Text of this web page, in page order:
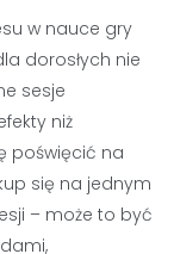
w nauce gry
dorosłych nie
sesje
niż
poświęcić na
się na jednym
– może to być